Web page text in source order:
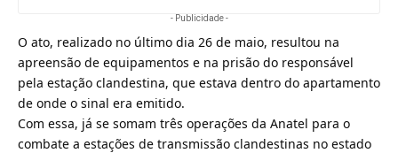
- Publicidade -
O ato, realizado no último dia 26 de maio, resultou na
apreensão de equipamentos e na prisão do responsável
pela estação clandestina, que estava dentro do apartamento
de onde o sinal era emitido.
Com essa, já se somam três operações da Anatel para o
combate a estações de transmissão clandestinas no estado